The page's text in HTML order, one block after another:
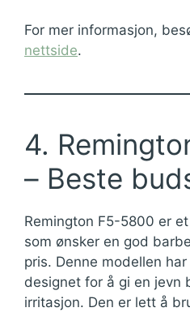
For mer informasjon,
nettside.
4.
– Beste
Remington F5-5800 er
som ønsker en god
pris. Denne modellen
designet for å gi en jevn
irritasjon. Den er lett å